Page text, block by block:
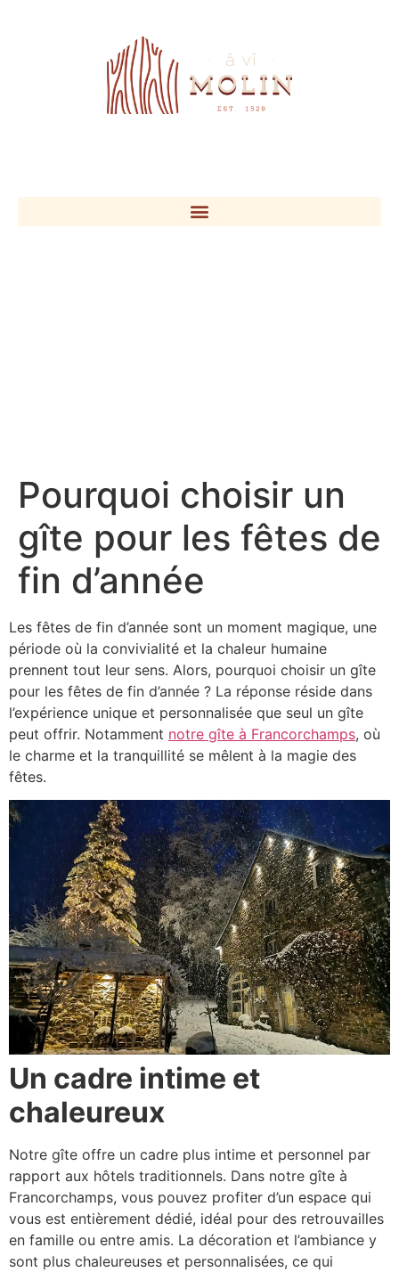
Pourquoi choisir un
gîte pour les fêtes de
fin d’année
Les fêtes de fin d’année sont un moment magique, une
période où la convivialité et la chaleur humaine
prennent tout leur sens. Alors, pourquoi choisir un gîte
pour les fêtes de fin d’année ? La réponse réside dans
l’expérience unique et personnalisée que seul un gîte
peut offrir. Notamment notre gîte à Francorchamps, où
le charme et la tranquillité se mêlent à la magie des
fêtes.
Un cadre intime et
chaleureux
Notre gîte offre un cadre plus intime et personnel par
rapport aux hôtels traditionnels. Dans notre gîte à
Francorchamps, vous pouvez profiter d’un espace qui
vous est entièrement dédié, idéal pour des retrouvailles
en famille ou entre amis. La décoration et l’ambiance y
sont plus chaleureuses et personnalisées, ce qui